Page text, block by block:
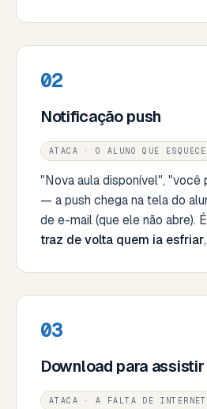
02
Notificação push
ATACA · O ALUNO QUE ESQUECE
"Nova aula disponível", "você
— a push chega na tela do
de e-mail (que ele não abre).
traz de volta quem ia esfriar
03
Download para
ATACA · A FALTA DE